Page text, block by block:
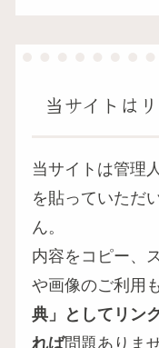
当サイトは
当サイトは管理
を貼っていただ
ん。
内容をコピー、
や画像のご利用も
典」としてリン
れば問題ありま